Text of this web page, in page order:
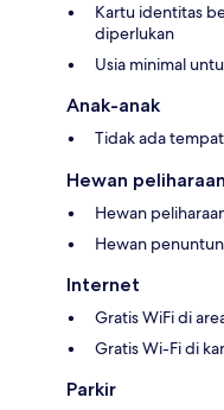
Kartu identitas
diperlukan
Usia minimal
Anak-anak
Tidak ada
Hewan peliharaan
Hewan
Hewan
Internet
Gratis WiFi di
Gratis Wi-Fi di
Parkir